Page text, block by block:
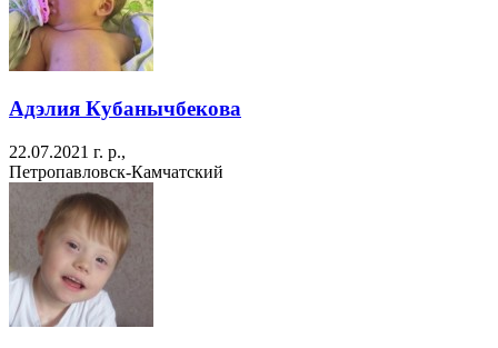
Адэлия Кубанычбекова
22.07.2021 г. р.,
Петропавловск-Камчатский